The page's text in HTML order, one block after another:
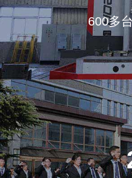
600多